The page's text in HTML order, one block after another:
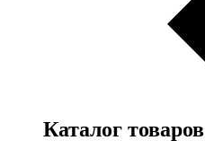
Каталог товаров